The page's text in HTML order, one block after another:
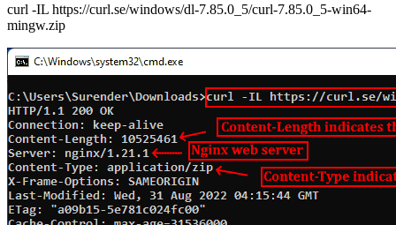
curl -IL https://curl.se/windows/dl-7.85.0_5/curl-7.85.0_5-win64-
mingw.zip